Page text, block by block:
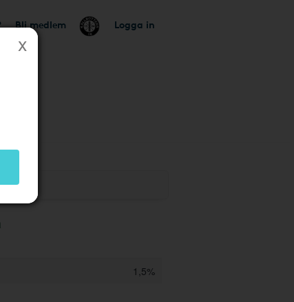
Bli medlem Logga in
1,5%